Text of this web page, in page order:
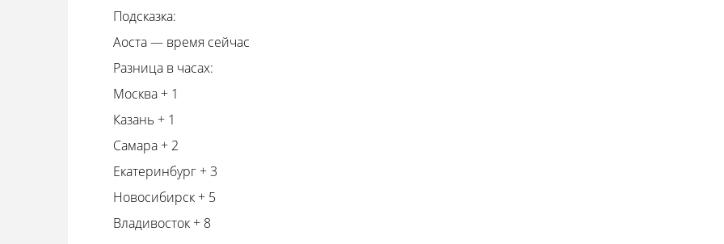
Подсказка:
Аоста — время сейчас
Разница в часах:
Москва + 1
Казань + 1
Самара + 2
Екатеринбург + 3
Новосибирск + 5
Владивосток + 8